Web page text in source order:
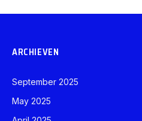
ARCHIEVEN
September 2025
May 2025